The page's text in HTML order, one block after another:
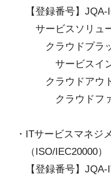
【登録番号】JQA-
サービスソリュ
クラウドプラ
サービスイ
クラウドアウ
クラウドフ
・ITサービスマネジ
（ISO/IEC20000）
【登録番号】JQA-